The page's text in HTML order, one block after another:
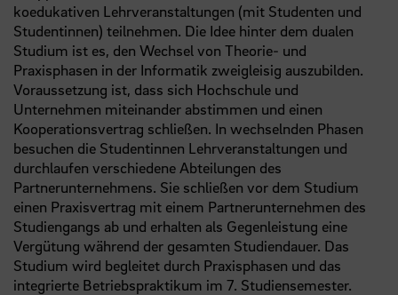
koedukativen Lehrveranstaltungen (mit Studenten und
Studentinnen) teilnehmen. Die Idee hinter dem dualen
Studium ist es, den Wechsel von Theorie- und
Praxisphasen in der Informatik zweigleisig auszubilden.
Voraussetzung ist, dass sich Hochschule und
Unternehmen miteinander abstimmen und einen
Kooperationsvertrag schließen. In wechselnden Phasen
besuchen die Studentinnen Lehrveranstaltungen und
durchlaufen verschiedene Abteilungen des
Partnerunternehmens. Sie schließen vor dem Studium
einen Praxisvertrag mit einem Partnerunternehmen des
Studiengangs ab und erhalten als Gegenleistung eine
Vergütung während der gesamten Studiendauer. Das
Studium wird begleitet durch Praxisphasen und das
integrierte Betriebspraktikum im 7. Studiensemester.